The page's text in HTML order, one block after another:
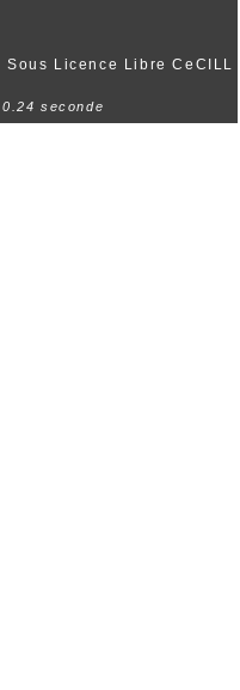
Sous Licence Libre CeCILL
seconde